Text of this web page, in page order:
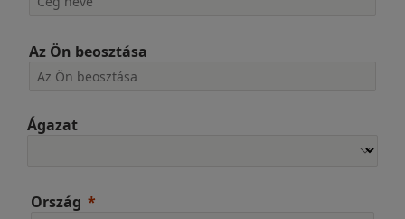
Az Ön beosztása
Ágazat
Ország